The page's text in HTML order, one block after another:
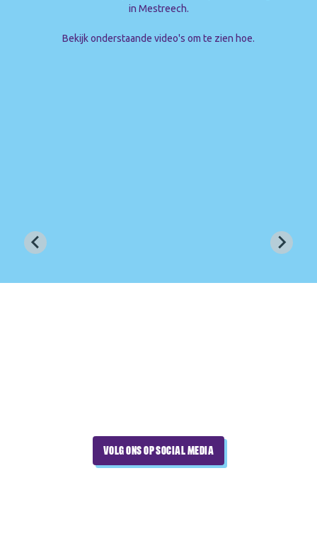
in Mestreech.
Bekijk onderstaande video's om te zien hoe.
VOLG ONS OP SOCIAL MEDIA